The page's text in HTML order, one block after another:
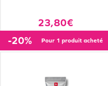
23,80€
-20% pour 1 produit acheté